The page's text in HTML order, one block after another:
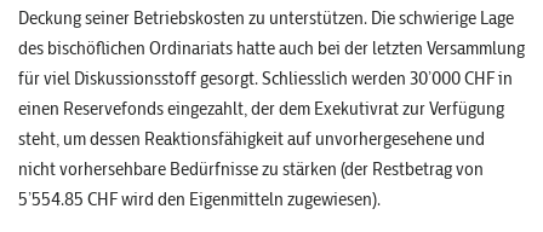
Deckung seiner Betriebskosten zu unterstützen. Die schwierige Lage
des bischöflichen Ordinariats hatte auch bei der letzten Versammlung
für viel Diskussionsstoff gesorgt. Schliesslich werden 30’000 CHF in
einen Reservefonds eingezahlt, der dem Exekutivrat zur Verfügung
steht, um dessen Reaktionsfähigkeit auf unvorhergesehene und
nicht vorhersehbare Bedürfnisse zu stärken (der Restbetrag von
5’554.85 CHF wird den Eigenmitteln zugewiesen).